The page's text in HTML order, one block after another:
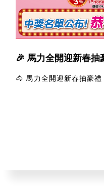
🎉 馬力全開迎新春抽
🐴 馬力全開迎新春抽豪禮